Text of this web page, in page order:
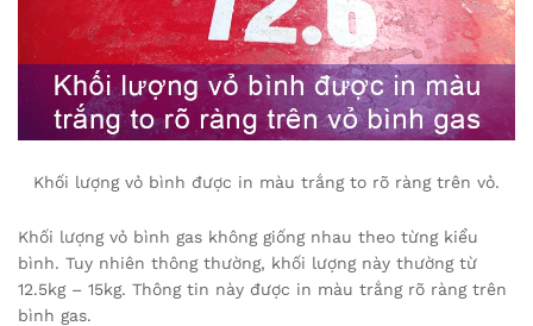
Khối lượng vỏ bình được in màu trắng to rõ ràng trên vỏ.
Khối lượng vỏ bình gas không giống nhau theo từng kiểu
bình. Tuy nhiên thông thường, khối lượng này thường từ
12.5kg – 15kg. Thông tin này được in màu trắng rõ ràng trên
bình gas.